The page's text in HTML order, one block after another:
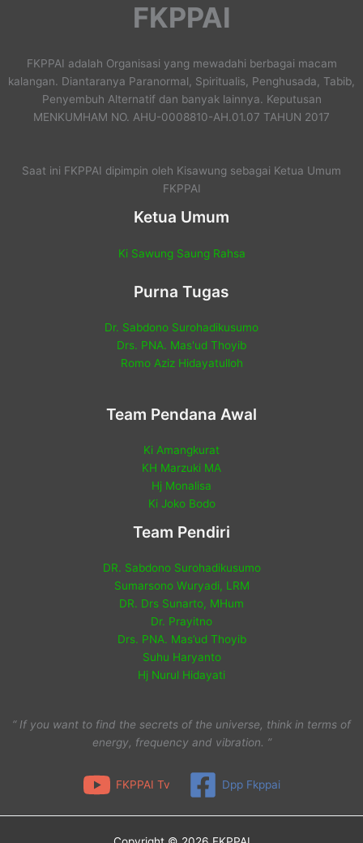
FKPPAI
FKPPAI adalah Organisasi yang mewadahi berbagai macam
kalangan. Diantaranya Paranormal, Spiritualis, Penghusada, Tabib,
Penyembuh Alternatif dan banyak lainnya. Keputusan
MENKUMHAM NO. AHU-0008810-AH.01.07 TAHUN 2017
Saat ini FKPPAI dipimpin oleh Kisawung sebagai Ketua Umum
FKPPAI
Ketua Umum
Ki Sawung Saung Rahsa
Purna Tugas
Dr. Sabdono Surohadikusumo
Drs. PNA. Mas'ud Thoyib
Romo Aziz Hidayatulloh
Team Pendana Awal
Ki Amangkurat
KH Marzuki MA
Hj Monalisa
Ki Joko Bodo
Team Pendiri
DR. Sabdono Surohadikusumo
Sumarsono Wuryadi, LRM
DR. Drs Sunarto, MHum
Dr. Prayitno
Drs. PNA. Mas’ud Thoyib
Suhu Haryanto
Hj Nurul Hidayati
“ If you want to find the secrets of the universe, think in terms of
energy, frequency and vibration. ”
FKPPAI Tv Dpp Fkppai